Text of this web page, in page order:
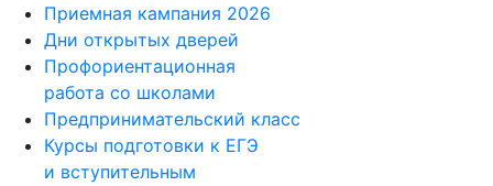
Приемная кампания 2026
Дни открытых дверей
Профориентационная
работа со школами
Предпринимательский класс
Курсы подготовки к ЕГЭ
и вступительным